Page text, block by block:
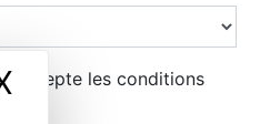
Masquer le
j'accepte les conditions
**